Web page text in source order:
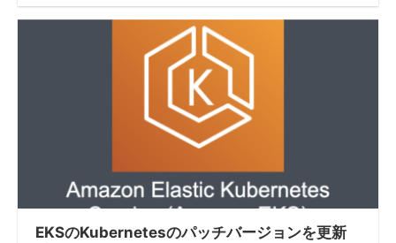
EKSのKubernetesのパッチバージョンを更新